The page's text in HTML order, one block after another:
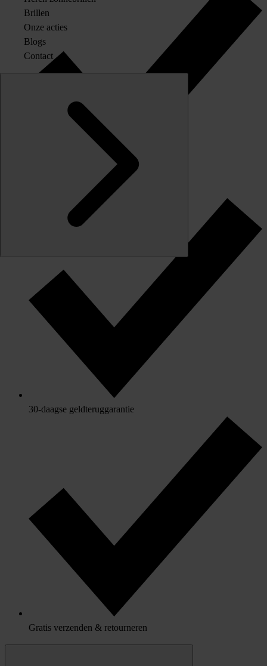
Originele merkglazen op sterkte
30-daagse geldteruggarantie
Gratis verzenden & retourneren
Brillen
Onze acties
Blogs
Contact